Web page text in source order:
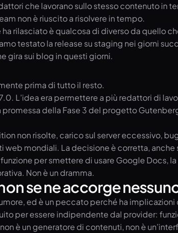
che lavorano sullo stesso contenuto in
non è riuscito a risolvere in tempo.
rilasciato è qualcosa di diverso da quello
testato la release su staging nei giorni
gira sui blog in questi giorni.
prima di tutto il resto.
L’idea era permettere a più redattori di
della Fase 3 del progetto
non risolte, carico sul server eccessivo,
web mondiali. La decisione è corretta,
per smettere di usare Google Docs,
Non è un dramma.
se ne accorge
ed è un peccato perché ha
per essere indipendente dal provider:
è un generatore di contenuti, non è